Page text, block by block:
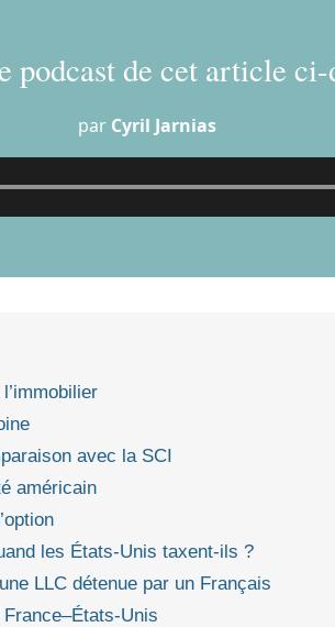
podcast de cet article ci-
par Cyril Jarnias
avec la SCI
américain
les États‑Unis taxent-ils ?
LLC détenue par un Français